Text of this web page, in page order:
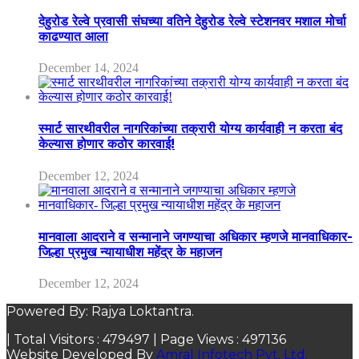
देहुरोड रेल्वे प्रवासी संघच्या वतिने देहुरोड रेल्वे स्टेशनवर मशाल मोर्चा
काढण्यात आला
December 14, 2024
स्मार्ट सारथीवरील नागरिकांच्या तक्रारी योग्य कार्यवाही न करता बंद
केल्यास होणार कठोर कारवाई!
December 12, 2024
मानवाला आदराने व सन्मानाने जगण्याचा अधिकार म्हणजे मानवाधिकार-
जिल्हा प्रमुख न्यायाधीश महेंद्र के महाजन
December 12, 2024
Powered By: Rajya Loktantra.
| Total Visitors : 479497 | Page Views : 497136
Website Developed By Amral Infotech Pvt. Ltd.